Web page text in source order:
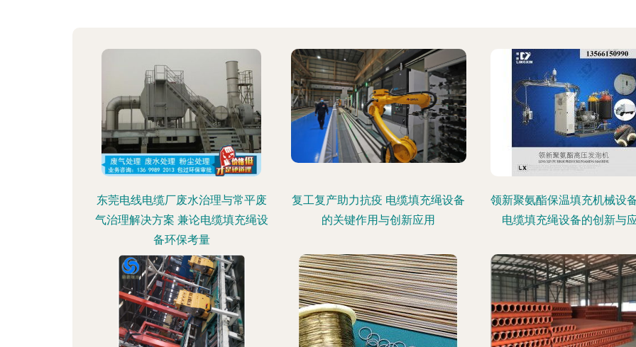
东莞电线电缆厂废水治理与常平废
气治理解决方案 兼论电缆填充绳设
备环保考量
复工复产助力抗疫 电缆填充绳设备
的关键作用与创新应用
领新聚氨酯保温填充机械设
电缆填充绳设备的创新与